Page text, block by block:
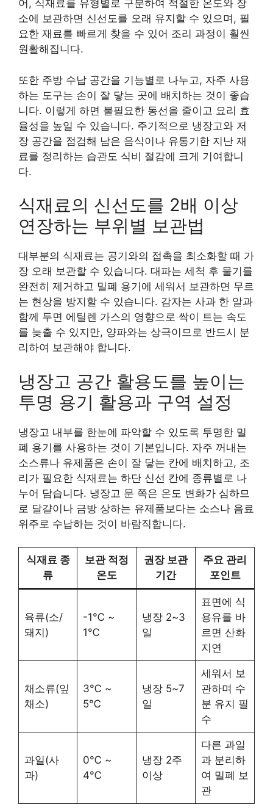
어, 식재료를 유형별로 구분하여 적절한 온도와 장
소에 보관하면 신선도를 오래 유지할 수 있으며, 필
요한 재료를 빠르게 찾을 수 있어 조리 과정이 훨씬
원활해집니다.
또한 주방 수납 공간을 기능별로 나누고, 자주 사용
하는 도구는 손이 잘 닿는 곳에 배치하는 것이 좋습
니다. 이렇게 하면 불필요한 동선을 줄이고 요리 효
율성을 높일 수 있습니다. 주기적으로 냉장고와 저
장 공간을 점검해 남은 음식이나 유통기한 지난 재
료를 정리하는 습관도 식비 절감에 크게 기여합니
다.
식재료의 신선도를 2배 이상
연장하는 부위별 보관법
대부분의 식재료는 공기와의 접촉을 최소화할 때 가
장 오래 보관할 수 있습니다. 대파는 세척 후 물기를
완전히 제거하고 밀폐 용기에 세워서 보관하면 무르
는 현상을 방지할 수 있습니다. 감자는 사과 한 알과
함께 두면 에틸렌 가스의 영향으로 싹이 트는 속도
를 늦출 수 있지만, 양파와는 상극이므로 반드시 분
리하여 보관해야 합니다.
냉장고 공간 활용도를 높이는
투명 용기 활용과 구역 설정
냉장고 내부를 한눈에 파악할 수 있도록 투명한 밀
폐 용기를 사용하는 것이 기본입니다. 자주 꺼내는
소스류나 유제품은 손이 잘 닿는 칸에 배치하고, 조
리가 필요한 식재료는 하단 신선 칸에 종류별로 나
누어 담습니다. 냉장고 문 쪽은 온도 변화가 심하므
로 달걀이나 금방 상하는 유제품보다는 소스나 음료
위주로 수납하는 것이 바람직합니다.
식재료 종
류
보관 적정
온도
권장 보관
기간
주요 관리
포인트
육류(소/
돼지)
-1℃ ~
1℃
냉장 2~3
일
표면에 식
용유를 바
르면 산화
지연
채소류(잎
채소)
3℃ ~
5℃
냉장 5~7
일
세워서 보
관하며 수
분 유지 필
수
과일(사
과)
0℃ ~
4℃
냉장 2주
이상
다른 과일
과 분리하
여 밀폐 보
관